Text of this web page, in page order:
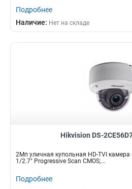
Подробнее
Наличие: Нет на складе
Hikvision DS-
2Мп уличная купольная HD-TVI камера
1/2.7" Progressive Scan CMOS;...
Подробнее